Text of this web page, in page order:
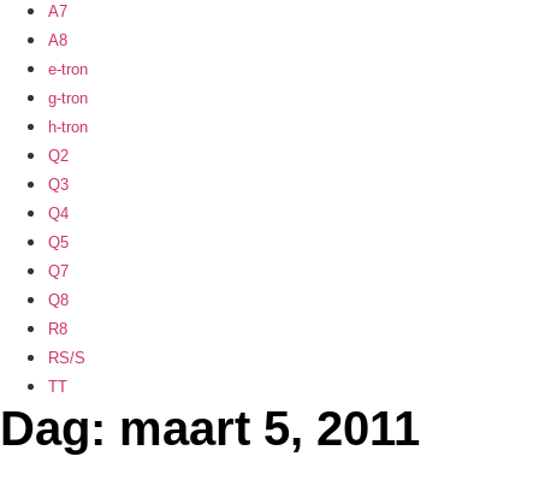
A7
A8
e-tron
g-tron
h-tron
Q2
Q3
Q4
Q5
Q7
Q8
R8
RS/S
TT
Dag: maart 5, 2011